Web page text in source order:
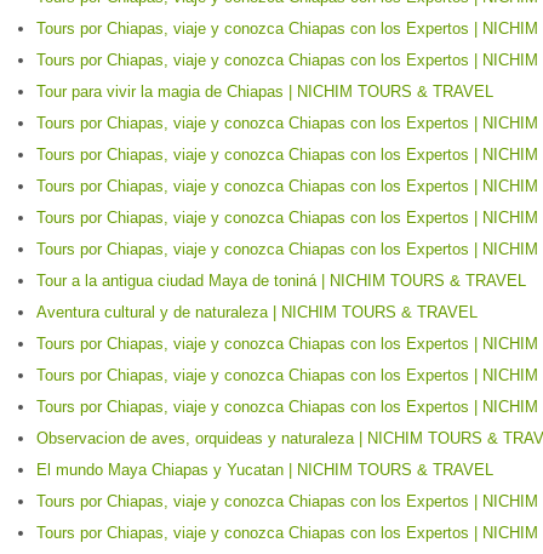
Tours por Chiapas, viaje y conozca Chiapas con los Expertos |
Tours por Chiapas, viaje y conozca Chiapas con los Expertos |
Tour para vivir la magia de Chiapas | NICHIM TOURS & TRAVEL
Tours por Chiapas, viaje y conozca Chiapas con los Expertos |
Tours por Chiapas, viaje y conozca Chiapas con los Expertos |
Tours por Chiapas, viaje y conozca Chiapas con los Expertos |
Tours por Chiapas, viaje y conozca Chiapas con los Expertos |
Tours por Chiapas, viaje y conozca Chiapas con los Expertos |
Tour a la antigua ciudad Maya de toniná | NICHIM TOURS & TRAVEL
Aventura cultural y de naturaleza | NICHIM TOURS & TRAVEL
Tours por Chiapas, viaje y conozca Chiapas con los Expertos |
Tours por Chiapas, viaje y conozca Chiapas con los Expertos |
Tours por Chiapas, viaje y conozca Chiapas con los Expertos |
Observacion de aves, orquideas y naturaleza | NICHIM TOURS &
El mundo Maya Chiapas y Yucatan | NICHIM TOURS & TRAVEL
Tours por Chiapas, viaje y conozca Chiapas con los Expertos |
Tours por Chiapas, viaje y conozca Chiapas con los Expertos |